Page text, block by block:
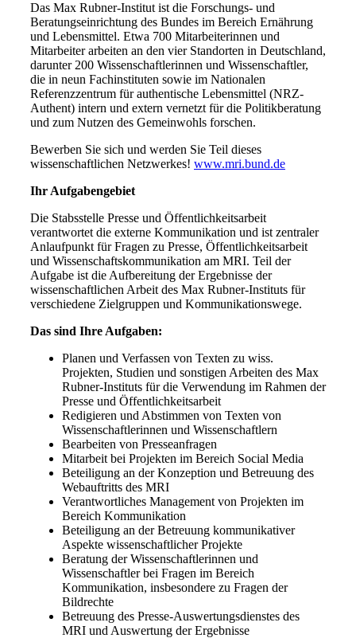
Das Max Rubner-Institut ist die Forschungs- und
Beratungseinrichtung des Bundes im Bereich Ernährung
und Lebensmittel. Etwa 700 Mitarbeiterinnen und
Mitarbeiter arbeiten an den vier Standorten in Deutschland,
darunter 200 Wissenschaftlerinnen und Wissenschaftler,
die in neun Fachinstituten sowie im Nationalen
Referenzzentrum für authentische Lebensmittel (NRZ-
Authent) intern und extern vernetzt für die Politikberatung
und zum Nutzen des Gemeinwohls forschen.
Bewerben Sie sich und werden Sie Teil dieses
wissenschaftlichen Netzwerkes! www.mri.bund.de
Ihr Aufgabengebiet
Die Stabsstelle Presse und Öffentlichkeitsarbeit
verantwortet die externe Kommunikation und ist zentraler
Anlaufpunkt für Fragen zu Presse, Öffentlichkeitsarbeit
und Wissenschaftskommunikation am MRI. Teil der
Aufgabe ist die Aufbereitung der Ergebnisse der
wissenschaftlichen Arbeit des Max Rubner-Instituts für
verschiedene Zielgruppen und Kommunikationswege.
Das sind Ihre Aufgaben:
Planen und Verfassen von Texten zu wiss.
Projekten, Studien und sonstigen Arbeiten des Max
Rubner-Instituts für die Verwendung im Rahmen der
Presse und Öffentlichkeitsarbeit
Redigieren und Abstimmen von Texten von
Wissenschaftlerinnen und Wissenschaftlern
Bearbeiten von Presseanfragen
Mitarbeit bei Projekten im Bereich Social Media
Beteiligung an der Konzeption und Betreuung des
Webauftritts des MRI
Verantwortliches Management von Projekten im
Bereich Kommunikation
Beteiligung an der Betreuung kommunikativer
Aspekte wissenschaftlicher Projekte
Beratung der Wissenschaftlerinnen und
Wissenschaftler bei Fragen im Bereich
Kommunikation, insbesondere zu Fragen der
Bildrechte
Betreuung des Presse-Auswertungsdienstes des
MRI und Auswertung der Ergebnisse